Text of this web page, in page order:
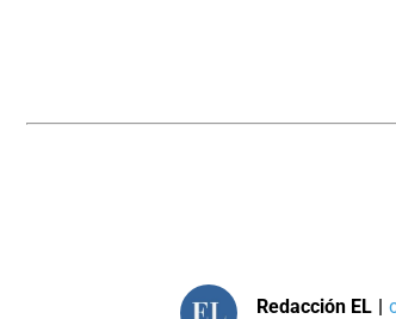
Redacción EL |